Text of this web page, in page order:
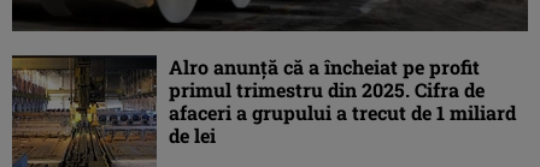
Alro anunță că a încheiat pe profit
primul trimestru din 2025. Cifra de
afaceri a grupului a trecut de 1 miliard
de lei